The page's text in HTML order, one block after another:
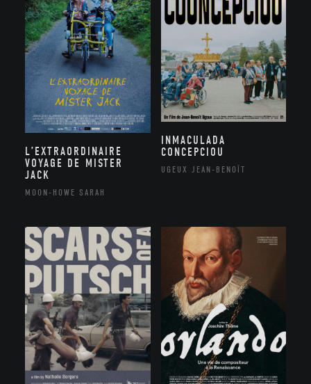
L’EXTRAORDINAIRE
VOYAGE DE MISTER
JACK
MOON-HOWE SARAH
INMACULADA
CONCEPCIOU
UGEUX JEAN-BENOÎT